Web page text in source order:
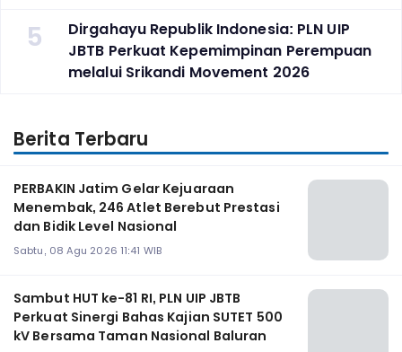
5
Dirgahayu Republik Indonesia: PLN UIP
JBTB Perkuat Kepemimpinan Perempuan
melalui Srikandi Movement 2026
Berita Terbaru
PERBAKIN Jatim Gelar Kejuaraan
Menembak, 246 Atlet Berebut Prestasi
dan Bidik Level Nasional
Sabtu, 08 Agu 2026 11:41 WIB
Sambut HUT ke-81 RI, PLN UIP JBTB
Perkuat Sinergi Bahas Kajian SUTET 500
kV Bersama Taman Nasional Baluran